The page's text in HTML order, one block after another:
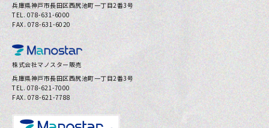
兵庫県神⼾市⻑⽥区⻄尻池町⼀丁⽬2番3号
TEL. 078-631-6000
FAX. 078-631-6020
株式会社マノスター販売
兵庫県神⼾市⻑⽥区⻄尻池町⼀丁⽬2番3号
TEL. 078-621-7000
FAX. 078-621-7788